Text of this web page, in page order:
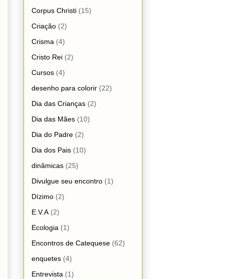
Corpus Christi (15)
Criação (2)
Crisma (4)
Cristo Rei (2)
Cursos (4)
desenho para colorir (22)
Dia das Crianças (2)
Dia das Mães (10)
Dia do Padre (2)
Dia dos Pais (10)
dinâmicas (25)
Divulgue seu encontro (1)
Dízimo (2)
E.V.A (2)
Ecologia (1)
Encontros de Catequese (62)
enquetes (4)
Entrevista (1)